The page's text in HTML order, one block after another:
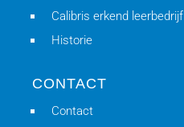
Calibris erkend leerbedrijf
Historie
CONTACT
Contact